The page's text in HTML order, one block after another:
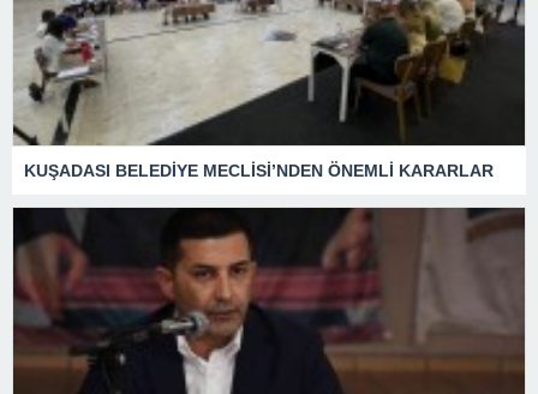
KUŞADASI BELEDİYE MECLİSİ’NDEN ÖNEMLİ KARARLAR